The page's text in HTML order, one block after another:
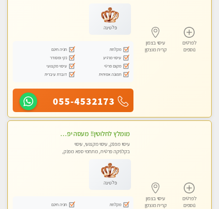
לפרטים
נוספים
עיסוי בצפון
קרית מוצקין
פלטינה
מקלחת
חניה חינם
עיסוי מרגיע
נקי ומסודר
מקום פרטי
עיסוי מקצועי
תמונה אמיתית
דוברת עיברית
055-4532173
לפרטים
נוספים
עיסוי בצפון
קרית מוצקין
מומלץ לחלוטין!! מעסה יפה איכותית מקצועית ומפנקת מאוד.פרטי.מומלץ בחום.
עיסוי מפנק, עיסוי מקצועי, עיסוי
בקלניקה פרטית, מתחמי ספא מפנק,
פלטינה
מקלחת
חניה חינם